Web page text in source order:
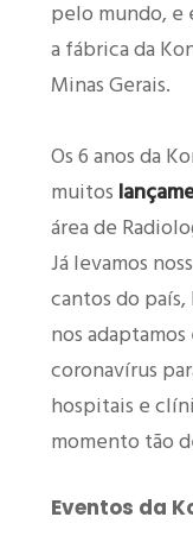
pelo mundo, e
a fábrica da
Minas Gerais.
Os 6 anos da
muitos
área de
Já levamos
cantos do
nos
coronavírus
hospitais e
momento tão
Eventos da